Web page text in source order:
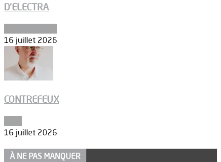
D’ELECTRA
16 juillet 2026
CONTREFEUX
16 juillet 2026
À NE PAS MANQUER